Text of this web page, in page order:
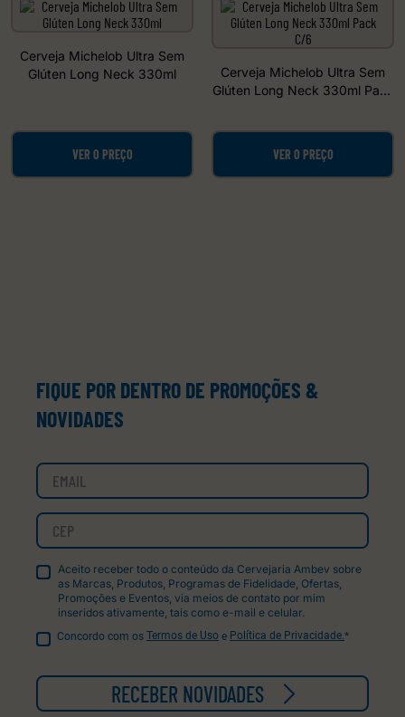
Cerveja Michelob Ultra Sem
Glúten Long Neck 330ml
VER O PREÇO
Cerveja Michelob Ultra Sem
Glúten Long Neck 330ml Pack
VER O PREÇO
FIQUE POR DENTRO DE PROMOÇÕES &
NOVIDADES
Aceito receber todo o conteúdo da Cervejaria Ambev sobre
as Marcas, Produtos, Programas de Fidelidade, Ofertas,
Promoções e Eventos, via meios de contato por mim
inseridos ativamente, tais como e-mail e celular.
Concordo com os Termos de Uso e Política de Privacidade.*
RECEBER NOVIDADES